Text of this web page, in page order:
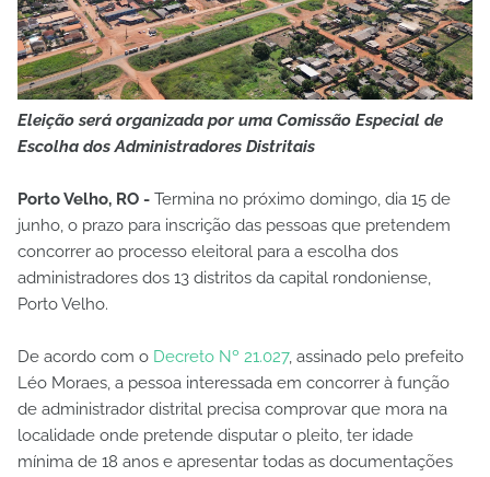
Eleição será organizada por uma Comissão Especial de
Escolha dos Administradores Distritais
Porto Velho, RO - Termina no próximo domingo, dia 15 de
junho, o prazo para inscrição das pessoas que pretendem
concorrer ao processo eleitoral para a escolha dos
administradores dos 13 distritos da capital rondoniense,
Porto Velho.
De acordo com o Decreto Nº 21.027, assinado pelo prefeito
Léo Moraes, a pessoa interessada em concorrer à função
de administrador distrital precisa comprovar que mora na
localidade onde pretende disputar o pleito, ter idade
mínima de 18 anos e apresentar todas as documentações